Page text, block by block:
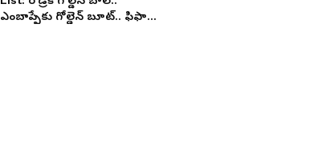
ఎంబాప్పేకు గోల్డెన్ బూట్.. ఫిఫా